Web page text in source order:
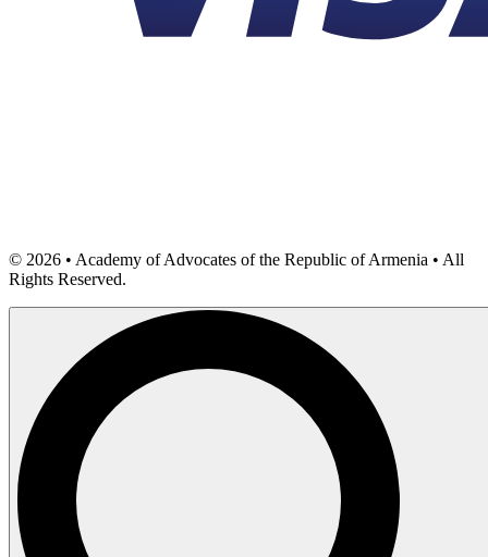
© 2026 • Academy of Advocates of the Republic of Armenia • All
Rights Reserved.